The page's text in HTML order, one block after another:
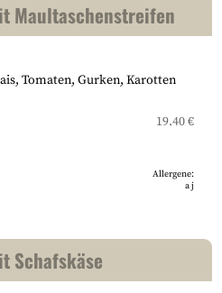
Maultaschenstreifen
Tomaten, Gurken, Karotten
19.40 €
Allergene:
aj
Schafskäse